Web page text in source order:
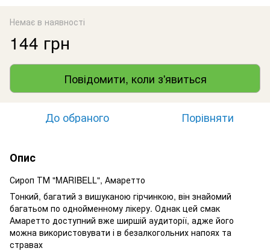
Немає в наявності
144 грн
Повідомити, коли з'явиться
До обраного Порівняти
Опис
Сироп ТМ "MARIBELL", Амаретто
Тонкий, багатий з вишуканою гірчинкою, він знайомий
багатьом по однойменному лікеру. Однак цей смак
Амаретто доступний вже ширшій аудиторії, адже його
можна використовувати і в безалкогольних напоях та
стравах